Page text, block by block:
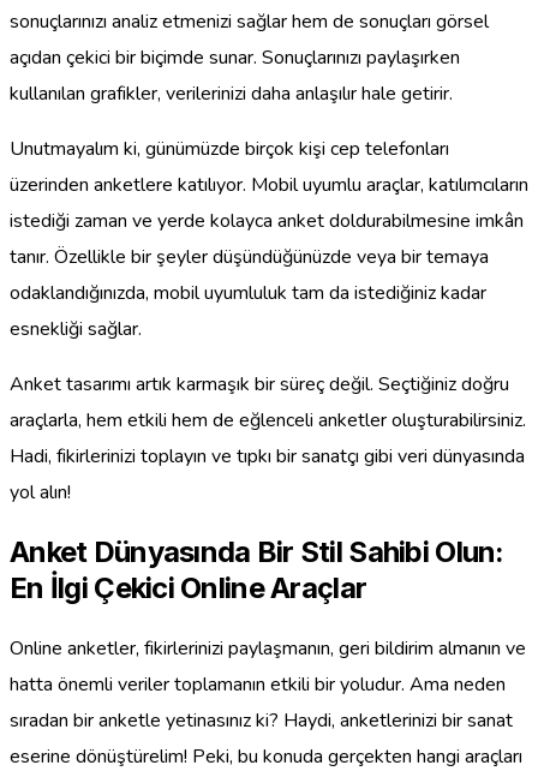
sonuçlarınızı analiz etmenizi sağlar hem de sonuçları görsel
açıdan çekici bir biçimde sunar. Sonuçlarınızı paylaşırken
kullanılan grafikler, verilerinizi daha anlaşılır hale getirir.
Unutmayalım ki, günümüzde birçok kişi cep telefonları
üzerinden anketlere katılıyor. Mobil uyumlu araçlar, katılımcıların
istediği zaman ve yerde kolayca anket doldurabilmesine imkân
tanır. Özellikle bir şeyler düşündüğünüzde veya bir temaya
odaklandığınızda, mobil uyumluluk tam da istediğiniz kadar
esnekliği sağlar.
Anket tasarımı artık karmaşık bir süreç değil. Seçtiğiniz doğru
araçlarla, hem etkili hem de eğlenceli anketler oluşturabilirsiniz.
Hadi, fikirlerinizi toplayın ve tıpkı bir sanatçı gibi veri dünyasında
yol alın!
Anket Dünyasında Bir Stil Sahibi Olun:
En İlgi Çekici Online Araçlar
Online anketler, fikirlerinizi paylaşmanın, geri bildirim almanın ve
hatta önemli veriler toplamanın etkili bir yoludur. Ama neden
sıradan bir anketle yetinasınız ki? Haydi, anketlerinizi bir sanat
eserine dönüştürelim! Peki, bu konuda gerçekten hangi araçları